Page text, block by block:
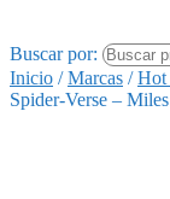
Buscar por:
Inicio /Marcas /Hot
Spider-Verse –